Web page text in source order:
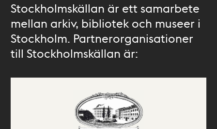
Stockholmskällan är ett samarbete
mellan arkiv, bibliotek och museer i
Stockholm. Partnerorganisationer
till Stockholmskällan är: